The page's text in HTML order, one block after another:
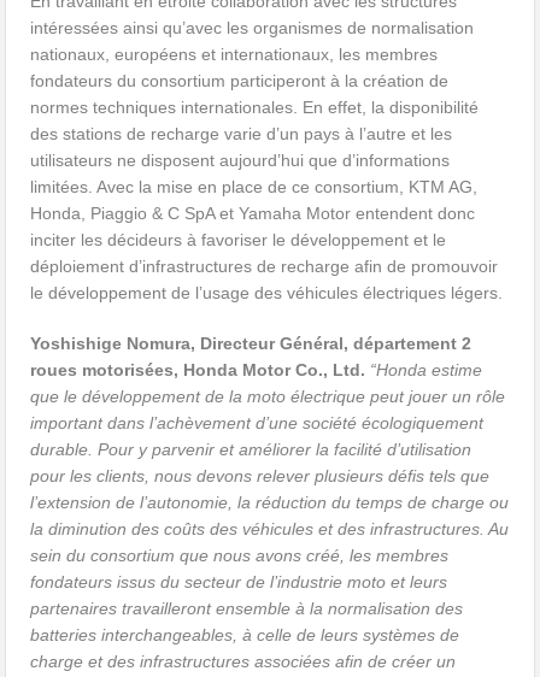
intéressées ainsi qu’avec les organismes de normalisation
nationaux, européens et internationaux, les membres
fondateurs du consortium participeront à la création de
normes techniques internationales. En effet, la disponibilité
des stations de recharge varie d’un pays à l’autre et les
utilisateurs ne disposent aujourd’hui que d’informations
limitées. Avec la mise en place de ce consortium, KTM AG,
Honda, Piaggio & C SpA et Yamaha Motor entendent donc
inciter les décideurs à favoriser le développement et le
déploiement d’infrastructures de recharge afin de promouvoir
le développement de l’usage des véhicules électriques légers.
Yoshishige Nomura, Directeur Général, département 2
roues motorisées, Honda Motor Co., Ltd. “Honda estime
que le développement de la moto électrique peut jouer un rôle
important dans l’achèvement d’une société écologiquement
durable. Pour y parvenir et améliorer la facilité d’utilisation
pour les clients, nous devons relever plusieurs défis tels que
l’extension de l’autonomie, la réduction du temps de charge ou
la diminution des coûts des véhicules et des infrastructures. Au
sein du consortium que nous avons créé, les membres
fondateurs issus du secteur de l’industrie moto et leurs
partenaires travailleront ensemble à la normalisation des
batteries interchangeables, à celle de leurs systèmes de
charge et des infrastructures associées afin de créer un